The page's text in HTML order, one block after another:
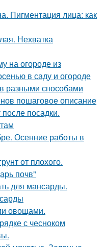
Пигментация лица: как
Нехватка
на огороде из
в саду и огороде
разными способами
пошаговое описание
посадки.
Осенние работы в
от плохого.
почв"
для мансарды.
овощами.
с чесноком